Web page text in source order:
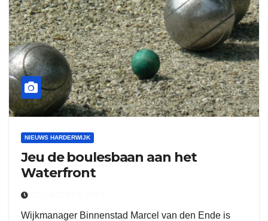
NIEUWS HARDERWIJK
Jeu de boulesbaan aan het
Waterfront
Wijkmanager Binnenstad Marcel van den Ende is